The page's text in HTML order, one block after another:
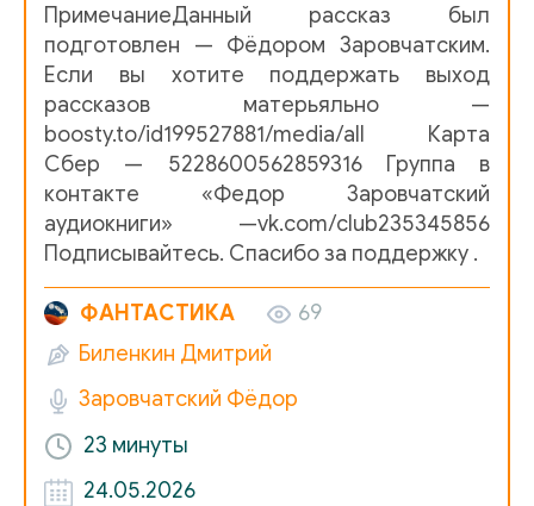
ПримечаниеДанный рассказ был
подготовлен — Фёдором Заровчатским.
Если вы хотите поддержать выход
рассказов матерьяльно —
boosty.to/id199527881/media/all Карта
Сбер — 5228600562859316 Группа в
контакте «Федор Заровчатский
аудиокниги» —vk.com/club235345856
Подписывайтесь. Спасибо за поддержку .
ФАНТАСТИКА
69
Биленкин Дмитрий
Заровчатский Фёдор
23 минуты
24.05.2026